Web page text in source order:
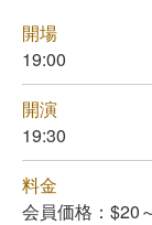
開場
19:00
開演
19:30
料金
会員価格：$20